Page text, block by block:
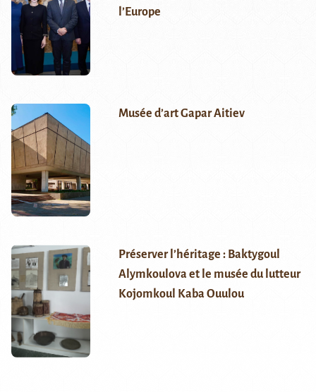
l’Europe
Musée d’art Gapar Aitiev
Préserver l’héritage : Baktygoul
Alymkoulova et le musée du lutteur
Kojomkoul Kaba Ouulou